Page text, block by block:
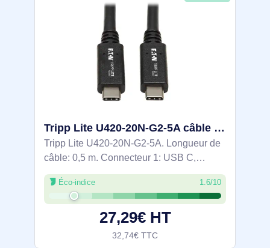
Tripp Lite U420-20N-G2-5A câble USB USB 3.2 Gen 2 (3.1 Gen 2) 0,5 m USB C 10 Gbit/s Noir
Tripp Lite U420-20N-G2-5A. Longueur de
câble: 0,5 m. Connecteur 1: USB C,
Connecteur 2: USB C, Version USB: USB
3.2 Gen 2 (3.1 Gen 2), Taux de transfert de
données maximal: 10 Gbit/s, Contacts du
Éco-indice 1.6/10
27,29€ HT
32,74€ TTC